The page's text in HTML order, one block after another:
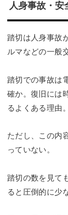
人身事故・安
踏切は人身事故
ルマなどの一般
踏切での事故は
確か。復旧には
るよくある理由。
ただし、この内
っていない。
踏切の数を見て
ると圧倒的に少